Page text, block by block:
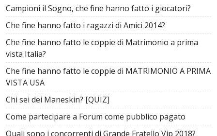
Campioni il Sogno, che fine hanno fatto i giocatori?
Che fine hanno fatto i ragazzi di Amici 2014?
Che fine hanno fatto le coppie di Matrimonio a prima
vista Italia?
Che fine hanno fatto le coppie di MATRIMONIO A PRIMA
VISTA USA
Chi sei dei Maneskin? [QUIZ]
Come partecipare a Forum come pubblico pagato
Quali sono i concorrenti di Grande Fratello Vip 2018?